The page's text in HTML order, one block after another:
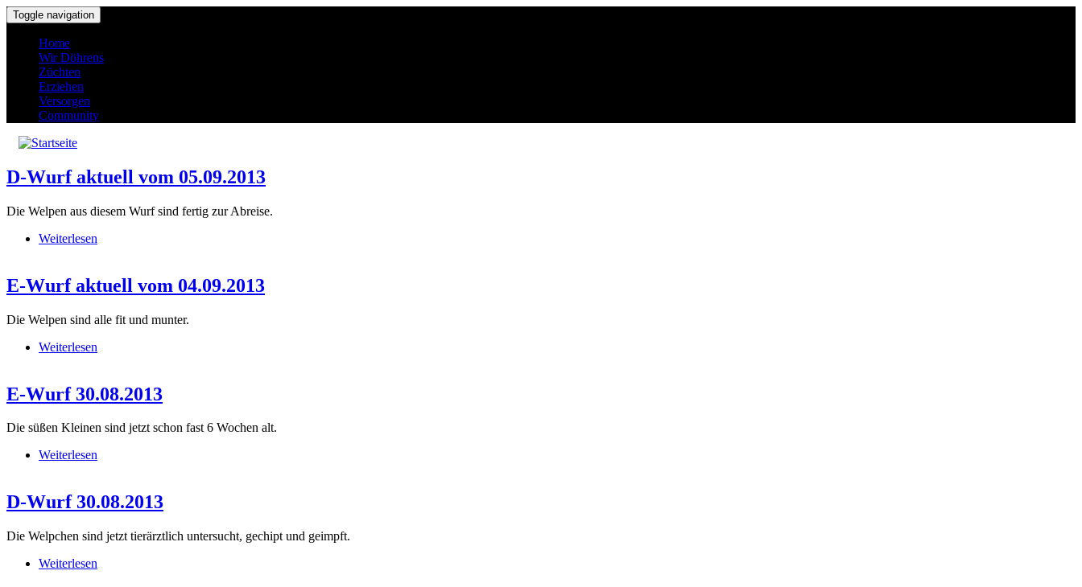
Direkt zum Inhalt
Toggle navigation
Home
Wir Döhrens
Züchten
Erziehen
Versorgen
Community
D-Wurf aktuell vom 05.09.2013
Die Welpen aus diesem Wurf sind fertig zur Abreise.
Weiterlesen
E-Wurf aktuell vom 04.09.2013
Die Welpen sind alle fit und munter.
Weiterlesen
E-Wurf 30.08.2013
Die süßen Kleinen sind jetzt schon fast 6 Wochen alt.
Weiterlesen
D-Wurf 30.08.2013
Die Welpchen sind jetzt tierärztlich untersucht, gechipt und geimpft.
Weiterlesen